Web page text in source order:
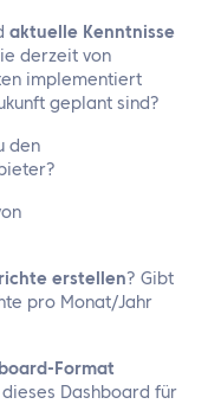
aktuelle Kenntnisse
derzeit von
implementiert
geplant sind?
den
erstellen ? Gibt
pro Monat/Jahr
Format
Dashboard für